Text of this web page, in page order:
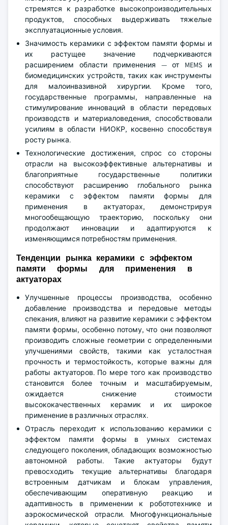
стремятся к разработке высокопроизводительных
продуктов, способных выдерживать тяжелые
эксплуатационные условия.
Значимость керамики с эффектом памяти формы и
их растущее значение подчеркиваются
расширением области применения — от MEMS и
биомедицинских устройств, таких как инструменты
для малоинвазивной хирургии. Кроме того,
государственные программы, направленные на
стимулирование инноваций в области передовых
производств и материаловедения, способствовали
усилиям в области НИОКР, косвенно способствуя
росту рынка.
Технологические достижения, спрос со стороны
отрасли на высокоэффективные альтернативы и
благоприятные государственные политики
способствуют расширению глобального рынка
керамики с эффектом памяти формы для
применения в актуаторах, демонстрируя
многообещающую траекторию, поскольку они
продолжают инновации и адаптируются к
изменяющимся потребностям применения.
Тенденции рынка керамики с эффектом
памяти формы для применения в
актуаторах
Улучшенные процессы производства, особенно
добавление производства и передовые методы
спекания, влияют на развитие керамики с эффектом
памяти формы, особенно потому, что они позволяют
производить сложные геометрии с определенными
улучшениями свойств, такими как усталостная
прочность и термостойкость, которые важны для
работы актуаторов. По мере того как производство
становится более точным и масштабируемым,
ожидается снижение стоимости
высококачественных керамик и их широкое
применение в различных отраслях.
Отрасль переходит к использованию керамики с
эффектом памяти формы в умных системах
следующего поколения, обладающих возможностью
автономной работы. Такие актуаторы будут
превосходить текущие альтернативы благодаря
встроенным датчикам и блокам управления,
обеспечивающим оперативную реакцию и
адаптивность в применении к робототехнике и
аэрокосмической отрасли. Многофункциональные